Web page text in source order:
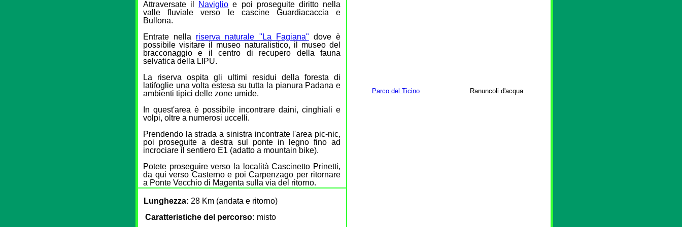
Attraversate il Naviglio e poi proseguite diritto nella
valle fluviale verso le cascine Guardiacaccia e
Bullona.
Entrate nella riserva naturale "La Fagiana" dove è
possibile visitare il museo naturalistico, il museo del
bracconaggio e il centro di recupero della fauna
selvatica della LIPU.
La riserva ospita gli ultimi residui della foresta di
latifoglie una volta estesa su tutta la pianura Padana e
ambienti tipici delle zone umide.
In quest'area è possibile incontrare daini, cinghiali e
volpi, oltre a numerosi uccelli.
Prendendo la strada a sinistra incontrate l'area pic-nic,
poi proseguite a destra sul ponte in legno fino ad
incrociare il sentiero E1 (adatto a mountain bike).
Potete proseguire verso la località Cascinetto Prinetti,
da qui verso Casterno e poi Carpenzago per ritornare
a Ponte Vecchio di Magenta sulla via del ritorno.
Parco del Ticino Ranuncoli d'acqua
Lunghezza: 28 Km (andata e ritorno)
Caratteristiche del percorso: misto